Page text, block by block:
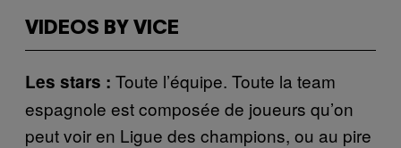
VIDEOS BY VICE
Les stars : Toute l’équipe. Toute la team
espagnole est composée de joueurs qu’on
peut voir en Ligue des champions, ou au pire